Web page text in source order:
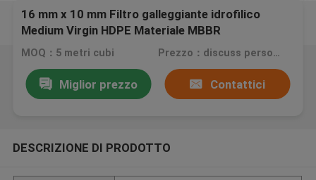
16 mm x 10 mm Filtro galleggiante idrofilico
Medium Virgin HDPE Materiale MBBR
MOQ：5 metri cubi Prezzo：discuss personally
Miglior prezzo Contattici
DESCRIZIONE DI PRODOTTO